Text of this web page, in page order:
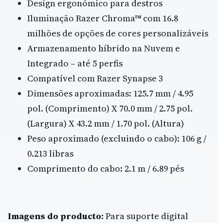
Design ergonómico para destros
Iluminação Razer Chroma™ com 16.8
milhões de opções de cores personalizáveis
Armazenamento híbrido na Nuvem e
Integrado – até 5 perfis
Compatível com Razer Synapse 3
Dimensões aproximadas: 125.7 mm / 4.95
pol. (Comprimento) X 70.0 mm / 2.75 pol.
(Largura) X 43.2 mm / 1.70 pol. (Altura)
Peso aproximado (excluindo o cabo): 106 g /
0.213 libras
Comprimento do cabo: 2.1 m / 6.89 pés
Imagens do producto: Para suporte digital